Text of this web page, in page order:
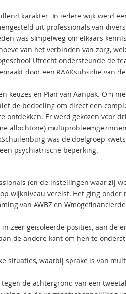
karakter. In iedere wijk werd
uit professionals van
was simpelweg om elkaars
van het verbinden van zorg,
Utrecht ondersteunde de
door een RAAK­subsidie van
keuzes en Plan van Aanpak. Om
de bedoeling om direct een
ontdekken. Er werd gekozen voor
allochtone)
was de doelgroep
psychiatrische be­perking.
(en de instellingen waar zij
wijkniveau vereist. Het ging onder
van AWBZ­ en
in zeer geïsoleerde posities, aan de
de andere kant om hen te
situaties, waarbij sprake is van
tegen de achtergrond van een